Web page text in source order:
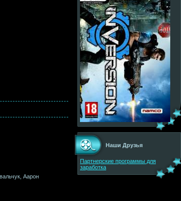
Аарон
Наши Друзья
Партнерские программы для
заработка